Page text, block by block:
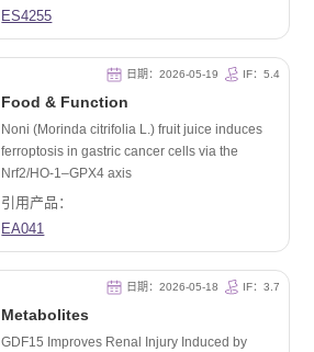
ES4255
IF：5.4
日期：2026-05-19
Food & Function
Noni (Morinda citrifolia L.) fruit juice induces
ferroptosis in gastric cancer cells via the
Nrf2/HO-1–GPX4 axis
引用产品：
EA041
IF：3.7
日期：2026-05-18
Metabolites
GDF15 Improves Renal Injury Induced by